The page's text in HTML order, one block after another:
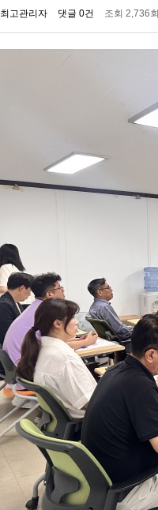
최고관리자 댓글 0건 조회 2,736회